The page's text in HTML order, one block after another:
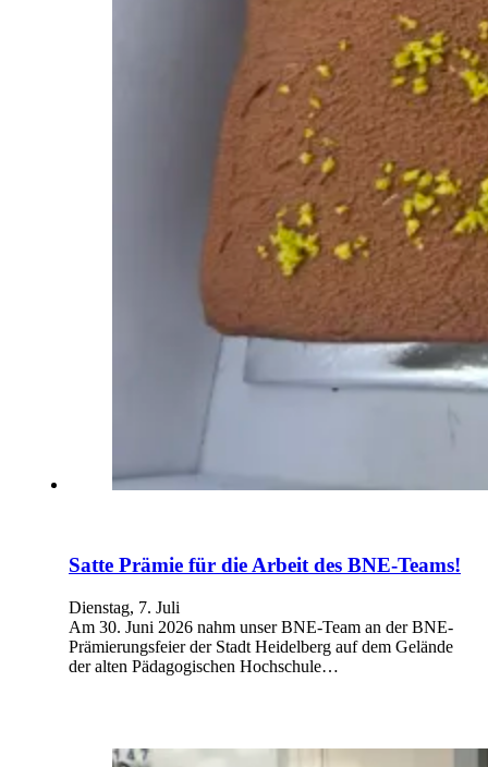
Satte Prämie für die Arbeit des BNE-Teams!
Dienstag, 7. Juli
Am 30. Juni 2026 nahm unser BNE-Team an der BNE-
Prämierungsfeier der Stadt Heidelberg auf dem Gelände
der alten Pädagogischen Hochschule…